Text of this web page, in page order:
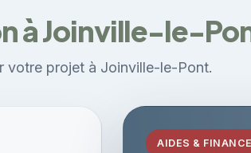
à Joinville-le-
votre projet à Joinville-le-Pont.
AIDES &